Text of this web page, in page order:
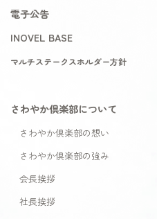
電子公告
INOVEL BASE
マルチステークスホルダー方針
さわやか倶楽部について
さわやか倶楽部の想い
さわやか倶楽部の強み
会長挨拶
社長挨拶